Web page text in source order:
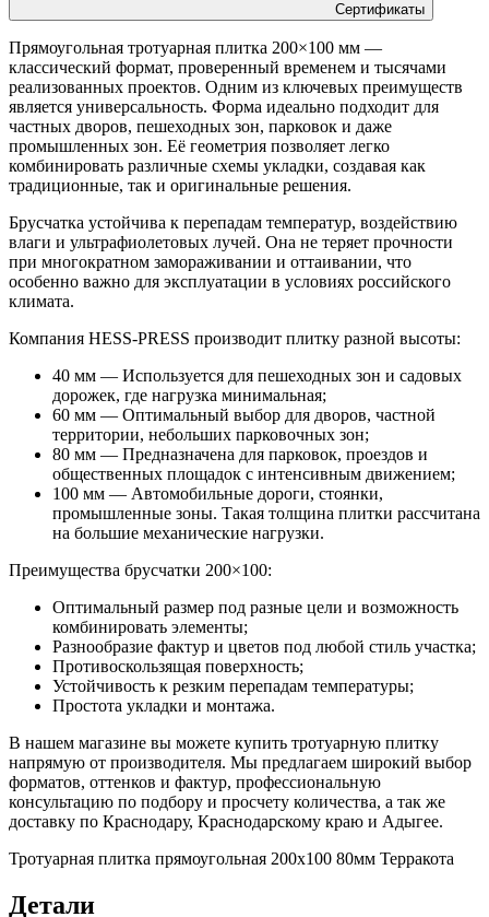
Сертификаты
Прямоугольная тротуарная плитка 200×100 мм —
классический формат, проверенный временем и тысячами
реализованных проектов. Одним из ключевых преимуществ
является универсальность. Форма идеально подходит для
частных дворов, пешеходных зон, парковок и даже
промышленных зон. Её геометрия позволяет легко
комбинировать различные схемы укладки, создавая как
традиционные, так и оригинальные решения.
Брусчатка устойчива к перепадам температур, воздействию
влаги и ультрафиолетовых лучей. Она не теряет прочности
при многократном замораживании и оттаивании, что
особенно важно для эксплуатации в условиях российского
климата.
Компания HESS-PRESS производит плитку разной высоты:
40 мм — Используется для пешеходных зон и садовых
дорожек, где нагрузка минимальная;
60 мм — Оптимальный выбор для дворов, частной
территории, небольших парковочных зон;
80 мм — Предназначена для парковок, проездов и
общественных площадок с интенсивным движением;
100 мм — Автомобильные дороги, стоянки,
промышленные зоны. Такая толщина плитки рассчитана
на большие механические нагрузки.
Преимущества брусчатки 200×100:
Оптимальный размер под разные цели и возможность
комбинировать элементы;
Разнообразие фактур и цветов под любой стиль участка;
Противоскользящая поверхность;
Устойчивость к резким перепадам температуры;
Простота укладки и монтажа.
В нашем магазине вы можете купить тротуарную плитку
напрямую от производителя. Мы предлагаем широкий выбор
форматов, оттенков и фактур, профессиональную
консультацию по подбору и просчету количества, а так же
доставку по Краснодару, Краснодарскому краю и Адыгее.
Тротуарная плитка прямоугольная 200х100 80мм Терракота
Детали